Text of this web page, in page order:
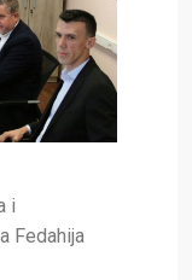
i
Fedahija